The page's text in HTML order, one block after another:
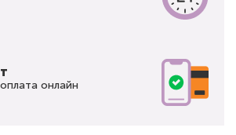
онлайн